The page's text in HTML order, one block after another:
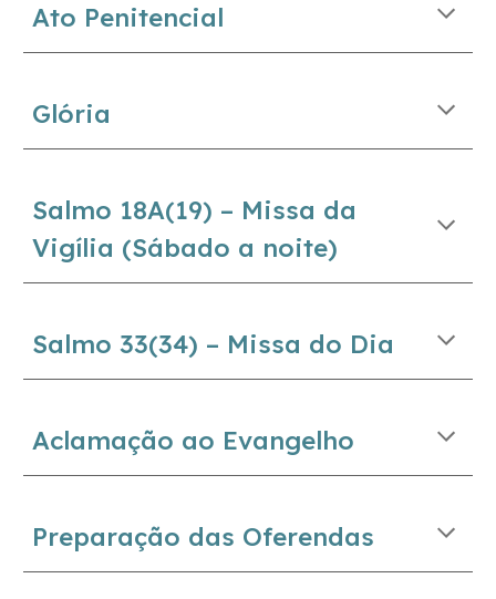
Ato Penitencial
Glória
Salmo 18A(19) – Missa da
Vigília (Sábado a noite)
Salmo33(34) – Missa do Dia
Aclamação ao Evangelho
Preparação das Oferendas